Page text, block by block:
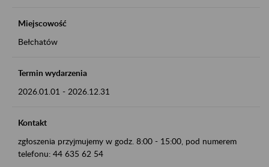
Miejscowość
Bełchatów
Termin wydarzenia
2026.01.01 - 2026.12.31
Kontakt
zgłoszenia przyjmujemy w godz. 8:00 - 15:00, pod numerem
telefonu: 44 635 62 54